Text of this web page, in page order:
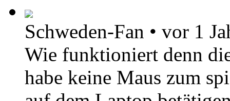
Schweden-Fan • vor 1
Wie funktioniert denn
habe keine Maus zum